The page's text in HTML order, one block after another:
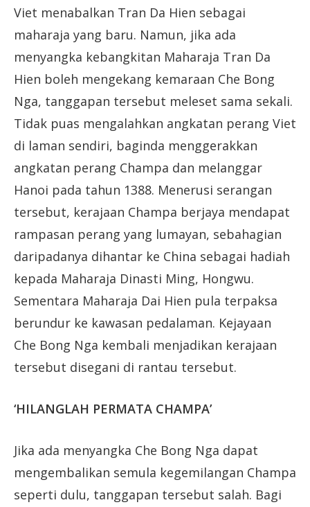
Viet menabalkan Tran Da Hien sebagai
maharaja yang baru. Namun, jika ada
menyangka kebangkitan Maharaja Tran Da
Hien boleh mengekang kemaraan Che Bong
Nga, tanggapan tersebut meleset sama sekali.
Tidak puas mengalahkan angkatan perang Viet
di laman sendiri, baginda menggerakkan
angkatan perang Champa dan melanggar
Hanoi pada tahun 1388. Menerusi serangan
tersebut, kerajaan Champa berjaya mendapat
rampasan perang yang lumayan, sebahagian
daripadanya dihantar ke China sebagai hadiah
kepada Maharaja Dinasti Ming, Hongwu.
Sementara Maharaja Dai Hien pula terpaksa
berundur ke kawasan pedalaman. Kejayaan
Che Bong Nga kembali menjadikan kerajaan
tersebut disegani di rantau tersebut.
‘HILANGLAH PERMATA CHAMPA’
Jika ada menyangka Che Bong Nga dapat
mengembalikan semula kegemilangan Champa
seperti dulu, tanggapan tersebut salah. Bagi